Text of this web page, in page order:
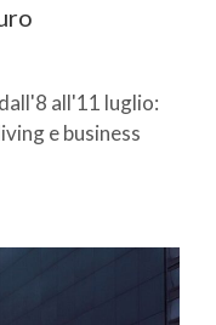
all'11 luglio:
e business